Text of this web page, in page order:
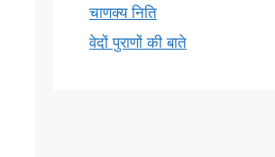
चाणक्य निति
वेदों पुराणों की बाते